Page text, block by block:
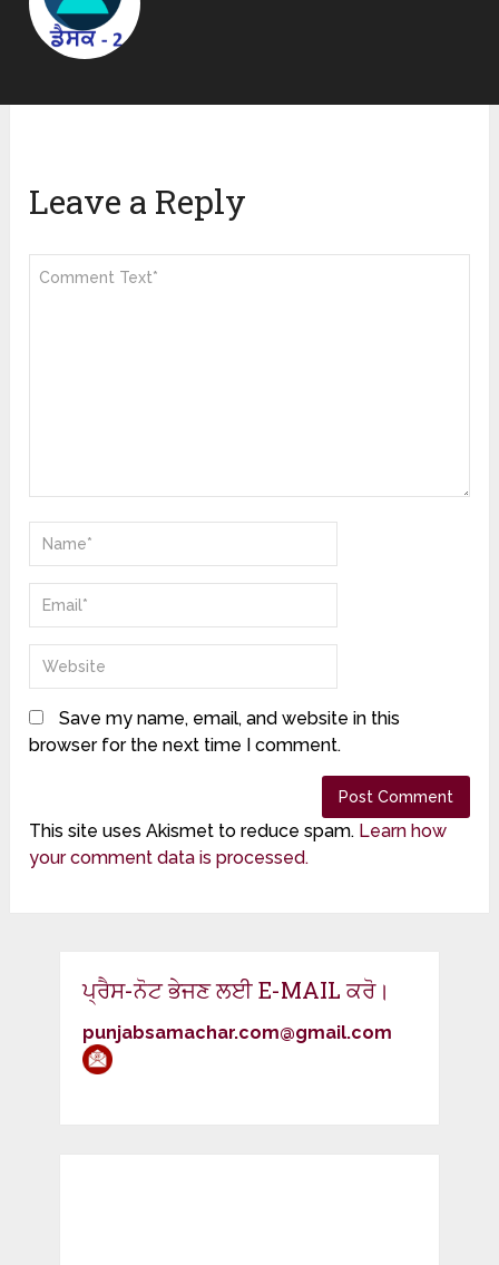
Leave a Reply
Save my name, email, and website in this
browser for the next time I comment.
This site uses Akismet to reduce spam. Learn how
your comment data is processed.
ਪ੍ਰੈਸ-ਨੋਟ ਭੇਜਣ ਲਈ E-MAIL ਕਰੋ।
punjabsamachar.com@gmail.com